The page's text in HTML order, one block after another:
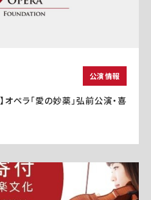
公演情報
オペラ「愛の妙薬」弘前公演・喜